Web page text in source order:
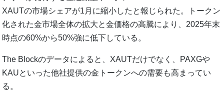
XAUTの市場シェアが1月に縮小したと報じられた。トークン
化された金市場全体の拡大と金価格の高騰により、2025年末
時点の60%から50%強に低下している。
The Blockのデータによると、XAUTだけでなく、PAXGや
KAUといった他社提供の金トークンへの需要も高まってい
る。